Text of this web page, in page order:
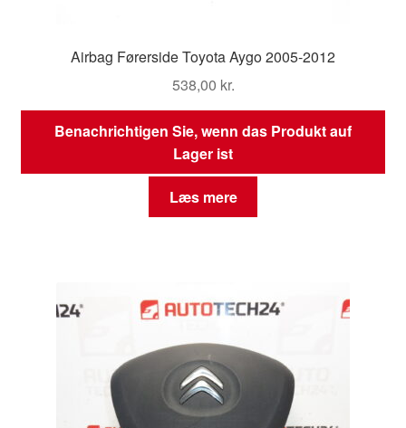
Airbag Førerside Toyota Aygo 2005-2012
538,00 kr.
Benachrichtigen Sie, wenn das Produkt auf
Lager ist
Læs mere